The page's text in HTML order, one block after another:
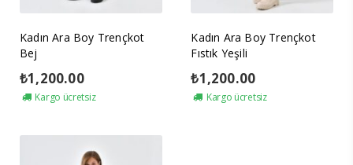
Kadın Ara Boy Trençkot
Bej
₺1,200.00
Kargo ücretsiz
Kadın Ara Boy Trençkot
Fıstık Yeşili
₺1,200.00
Kargo ücretsiz